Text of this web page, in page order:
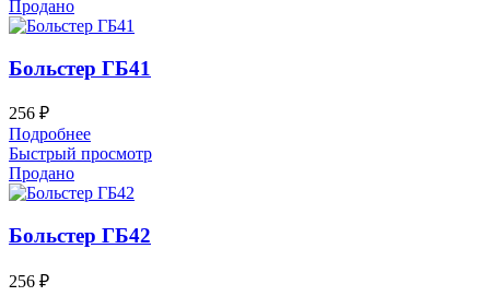
Продано
Больстер ГБ41
256 ₽
Подробнее
Быстрый просмотр
Продано
Больстер ГБ42
256 ₽